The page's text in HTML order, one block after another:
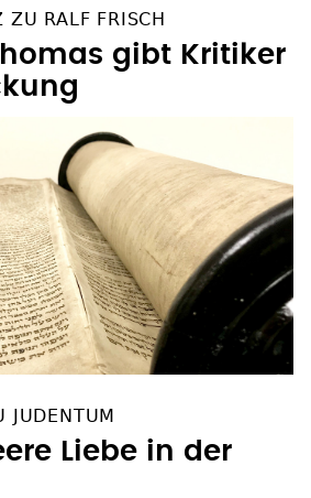
RALF FRISCH
gibt Kritiker
JUDENTUM
Liebe in der